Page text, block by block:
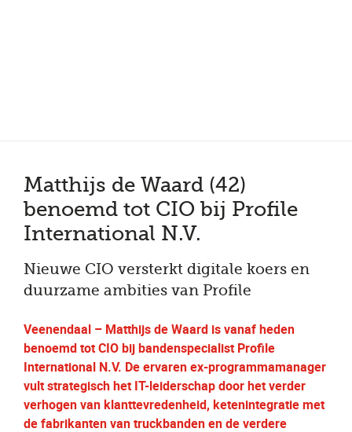
Matthijs de Waard (42)
benoemd tot CIO bij Profile
International N.V.
Nieuwe CIO versterkt digitale koers en
duurzame ambities van Profile
Veenendaal – Matthijs de Waard is vanaf heden
benoemd tot CIO bij bandenspecialist Profile
International N.V. De ervaren ex-programmamanager
vult strategisch het IT-leiderschap door het verder
verhogen van klanttevredenheid, ketenintegratie met
de fabrikanten van truckbanden en de verdere